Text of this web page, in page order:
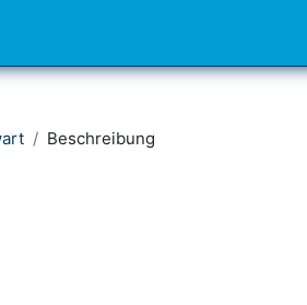
Beschreibung